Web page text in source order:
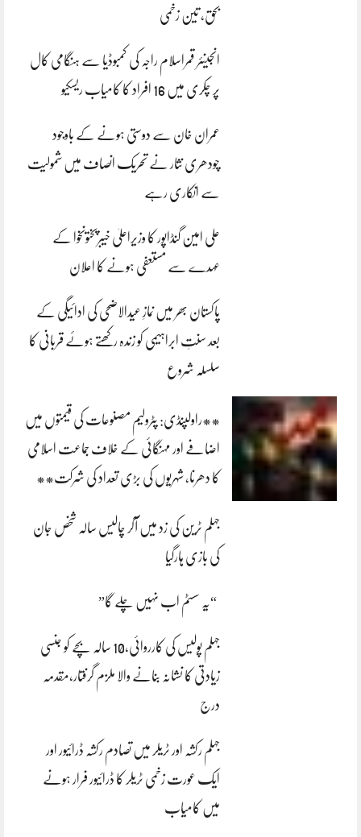
بحق، تین زخمی
انجینئر قمراسلام راجہ کی کمبوڈیا سے ہنگامی کال
پر چکری میں 16 افراد کا کامیاب ریسکیو
عمران خان سے دوستی ہونے کے باوجود
چودھری نثار نے تحریک انصاف میں شمولیت
سے انکاری رہے
علی امین گنڈاپور کا وزیراعلیٰ خیبرپختونخوا کے
عہدے سے مستعفی ہونے کا اعلان
پاکستان بھر میں نمازِ عیدالاضحی کی ادائیگی کے
بعد سنتِ ابراہیمی کو زندہ رکھتے ہوئے قربانی کا
سلسلہ شروع
**راولپنڈی: پٹرولیم مصنوعات کی قیمتوں میں
اضافے اور مہنگائی کے خلاف جماعت اسلامی
کا دھرنا، شہریوں کی بڑی تعداد کی شرکت**
جہلم ٹرین کی زد میں آکر چالیس سالہ شخص جان
کی بازی ہارگیا
“یہ سسٹم اب نہیں چلے گا”
جہلم پولیس کی کارروائی،10 سالہ بچے کو جنسی
زیادتی کا نشانہ بنانے والا ملزم گرفتار،مقدمہ
درج
جہلم رکشہ اور ٹریلر میں تصادم رکشہ ڈرائیور اور
ایک عورت زخمی ٹریلر کا ڈرائیور فرار ہونے
میں کامیاب